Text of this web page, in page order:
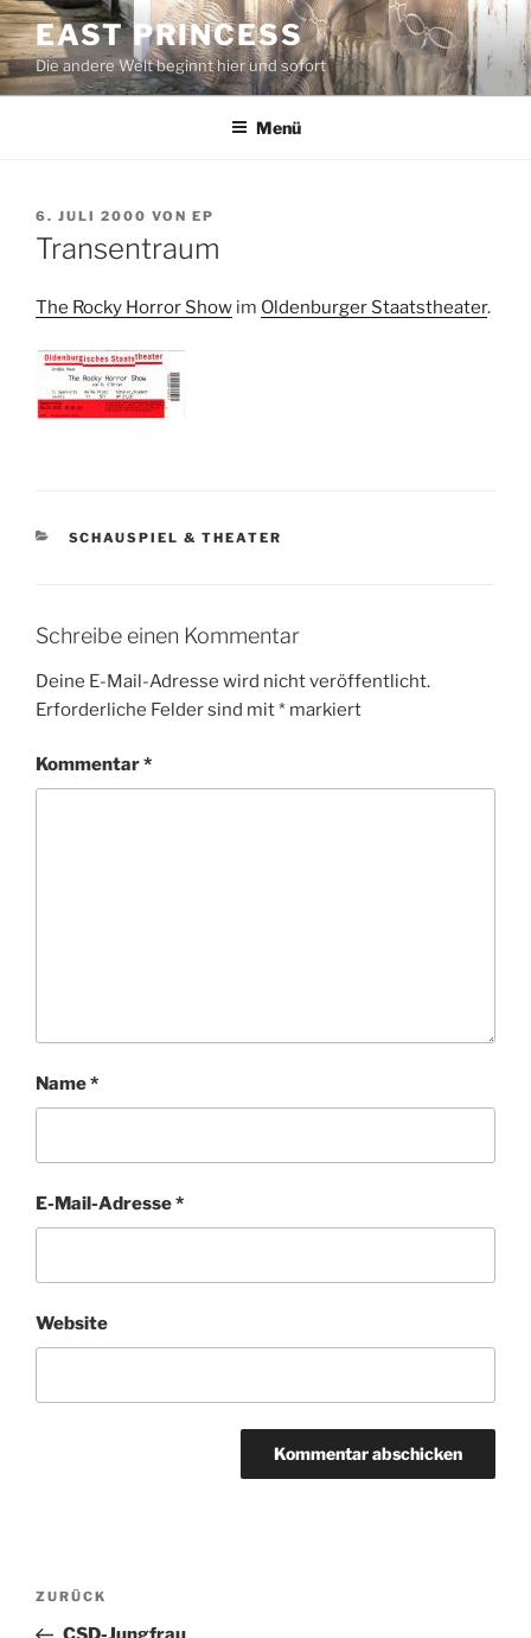
Zum
Inhalt
springen
EAST PRINCESS
Die andere Welt beginnt hier und sofort
Menü
VERÖFFENTLICHT
AM
6. JULI 2000 VON EP
Transentraum
The Rocky Horror Show im Oldenburger Staatstheater.
KATEGORIEN
SCHAUSPIEL & THEATER
Schreibe einen Kommentar
Deine E-Mail-Adresse wird nicht veröffentlicht.
Erforderliche Felder sind mit* markiert
Kommentar*
Name*
E-Mail-Adresse*
Website
Beitragsnavigation
Vorheriger
Beitrag
ZURÜCK